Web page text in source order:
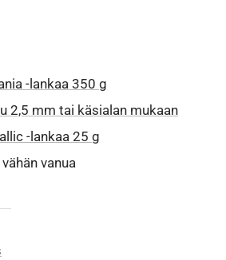
-lankaa 350 g
2,5 mm tai käsialan mukaan
-lankaa 25 g
vanua